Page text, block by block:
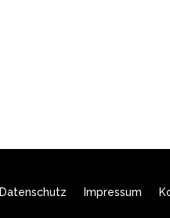
Datenschutz Impressum